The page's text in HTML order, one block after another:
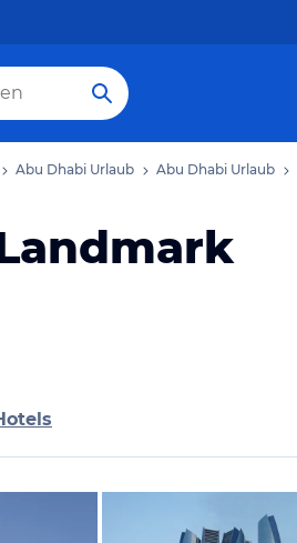
Abu Dhabi Urlaub Abu Dhabi Urlaub